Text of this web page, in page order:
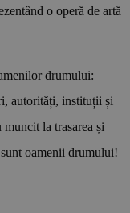
o operă de artă
drumului:
autorități, instituții și
la trasarea și
oamenii drumului!